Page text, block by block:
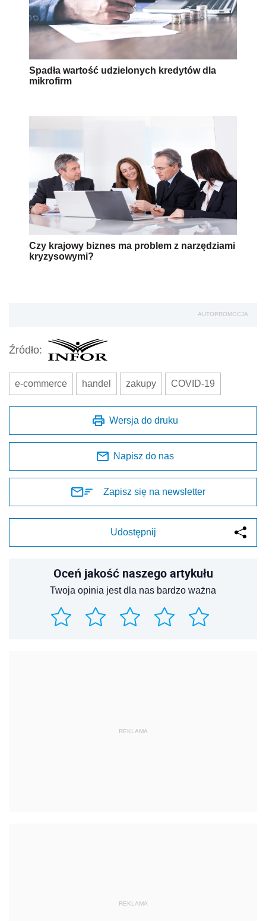
Spadła wartość udzielonych kredytów dla
mikrofirm
Czy krajowy biznes ma problem z narzędziami
kryzysowymi?
AUTOPROMOCJA
Źródło:
e-commerce handel zakupy COVID-19
Wersja do druku
Napisz do nas
Zapisz się na newsletter
Udostępnij
Oceń jakość naszego artykułu
Twoja opinia jest dla nas bardzo ważna
REKLAMA
REKLAMA